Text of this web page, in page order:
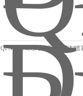
QFN- BL-3闭式低温有机溶剂喷
喷雾干燥设备